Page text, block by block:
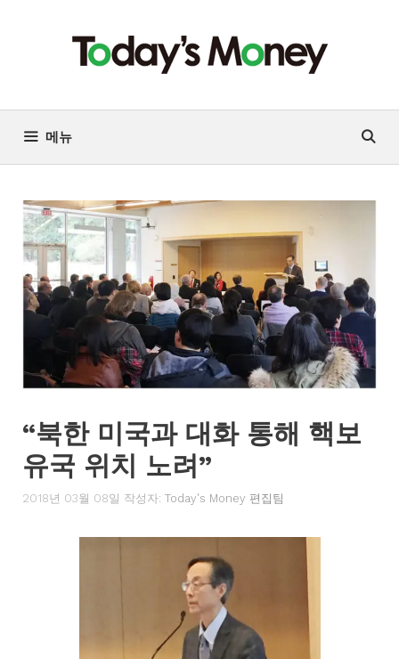
기
메뉴
“북한 미국과 대화 통해 핵보
유국 위치 노려”
2018년 03월 08일 작성자: Today's Money 편집팀